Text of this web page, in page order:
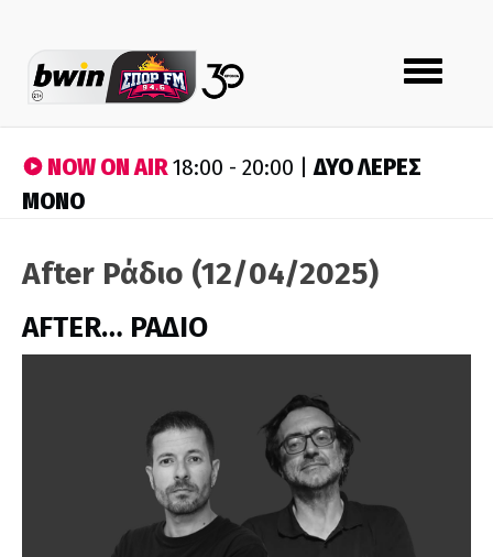
Toggle
navigation
NOW ON AIR18:00 - 20:00 |ΔΥΟ ΛΕΡΕΣ
ΜΟΝΟ
After Ράδιο (12/04/2025)
AFTER… ΡΑΔΙΟ